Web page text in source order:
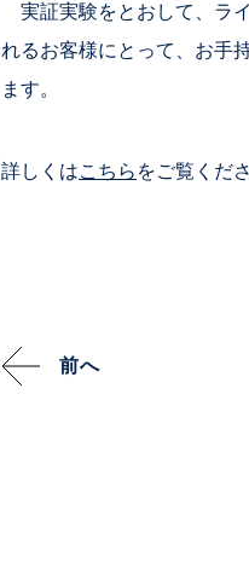
実証実験をとおして、ラ
れるお客様にとって、お手
ます。
詳しくはこちら をご覧くだ
前へ